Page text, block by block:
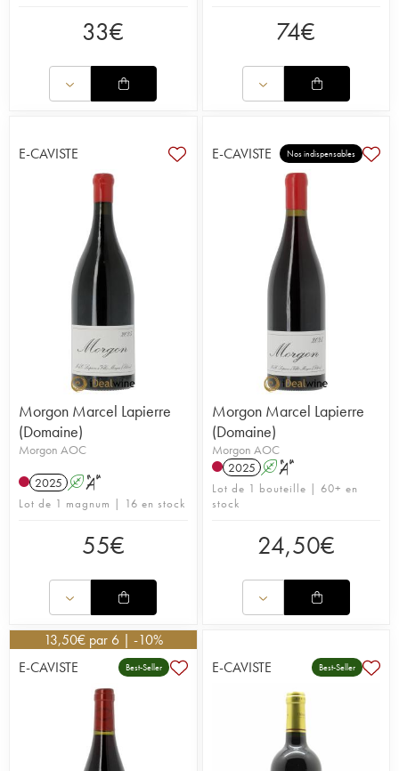
33€ 74€
E-CAVISTE
Morgon Marcel Lapierre
(Domaine)
Morgon AOC
2025 A S
Lot de 1 magnum | 16 en stock
55€
E-CAVISTE Nos indispensables
Morgon Marcel Lapierre
(Domaine)
Morgon AOC
2025 A S
Lot de 1 bouteille | 60+ en
stock
24,50€
13,50€ par 6 | -10%
E-CAVISTE
Best-Seller E-CAVISTE Best-Seller